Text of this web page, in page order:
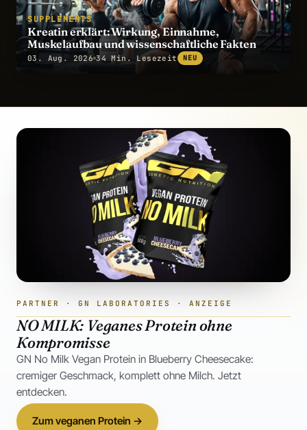
SUPPLEMENTS
Kreatin erklärt: Wirkung, Einnahme,
Muskelaufbau und wissenschaftliche Fakten
03. Aug. 2026 34 Min. Lesezeit NEU
PARTNER · GN LABORATORIES · ANZEIGE
NO MILK: Veganes Protein ohne
Kompromisse
GN No Milk Vegan Protein in Blueberry Cheesecake:
cremiger Geschmack, komplett ohne Milch. Jetzt
entdecken.
Zum veganen Protein →